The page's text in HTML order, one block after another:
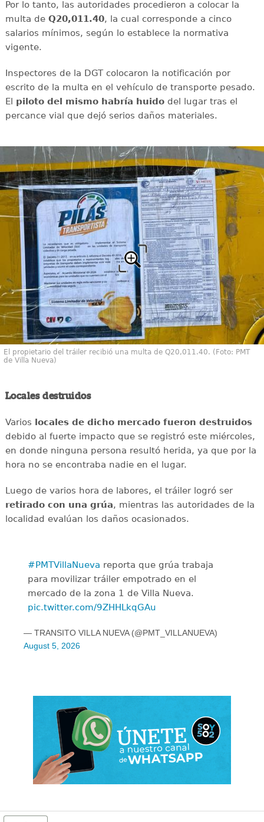
Por lo tanto, las autoridades procedieron a colocar la
multa de Q20,011.40, la cual corresponde a cinco
salarios mínimos, según lo establece la normativa
vigente.
Inspectores de la DGT colocaron la notificación por
escrito de la multa en el vehículo de transporte pesado.
El piloto del mismo habría huidodel lugar tras el
percance vial que dejó serios daños materiales.
El propietario del tráiler recibió una multa de Q20,011.40. (Foto: PMT
de Villa Nueva)
Locales destruidos
Varios
locales de dicho mercado fueron destruidos
debido al fuerte impacto que se registró este miércoles,
en donde ninguna persona resultó herida, ya que por la
hora no se encontraba nadie en el lugar.
Luego de varios hora de labores, el tráiler logró ser
retirado con una grúa, mientras las autoridades de la
localidad evalúan los daños ocasionados.
#PMTVillaNueva reporta que grúa trabaja
para movilizar tráiler empotrado en el
mercado de la zona 1 de Villa Nueva.
pic.twitter.com/9ZHHLkqGAu
— TRANSITO VILLA NUEVA (@PMT_VILLANUEVA)
August 5, 2026